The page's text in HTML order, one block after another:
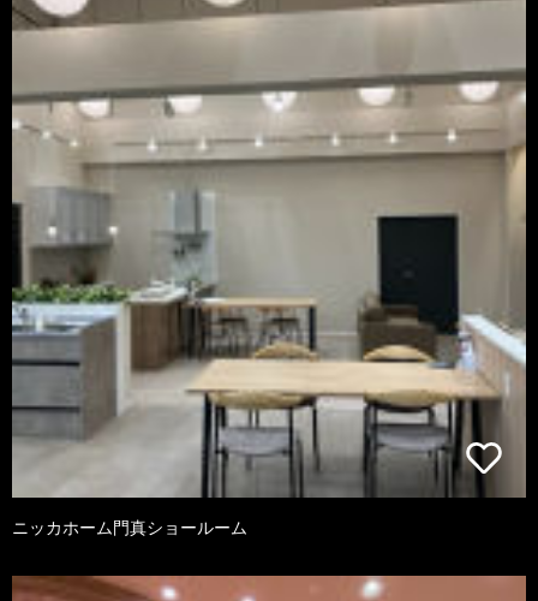
ニッカホーム門真ショールーム